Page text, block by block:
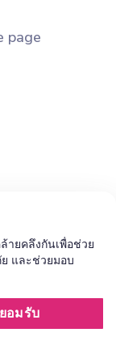
page
ยกเลิก ติดตั้ง
ายคลึงกันเพื่อช่วย
และช่วยมอบ
ยอมรับ